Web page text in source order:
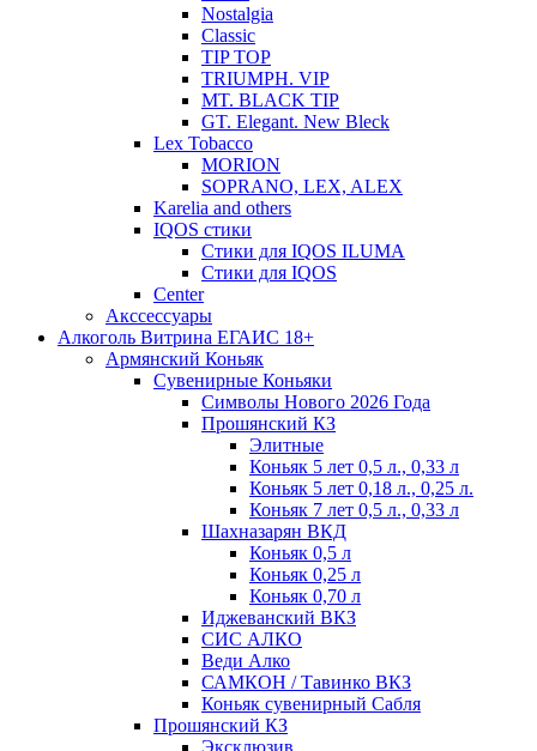
Nostalgia
Classic
TIP TOP
TRIUMPH. VIP
MT. BLACK TIP
GT. Elegant. New Bleck
Lex Tobacco
MORION
SOPRANO, LEX, ALEX
Karelia and others
IQOS стики
Стики для IQOS ILUMA
Стики для IQOS
Сenter
Акссессуары
Алкоголь Витрина ЕГАИС 18+
Армянский Коньяк
Сувенирные Коньяки
Символы Нового 2026 Года
Прошянский КЗ
Элитные
Коньяк 5 лет 0,5 л., 0,33 л
Коньяк 5 лет 0,18 л., 0,25 л.
Коньяк 7 лет 0,5 л., 0,33 л
Шахназарян ВКД
Коньяк 0,5 л
Коньяк 0,25 л
Коньяк 0,70 л
Иджеванский ВКЗ
СИС АЛКО
Веди Алко
САМКОН / Тавинко ВКЗ
Коньяк сувенирный Сабля
Прошянский КЗ
Эксклюзив